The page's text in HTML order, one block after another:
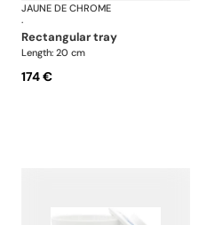
Blue Impression
JAUNE DE CHROME
·
rectangular tray
Length: 20 cm
174 €